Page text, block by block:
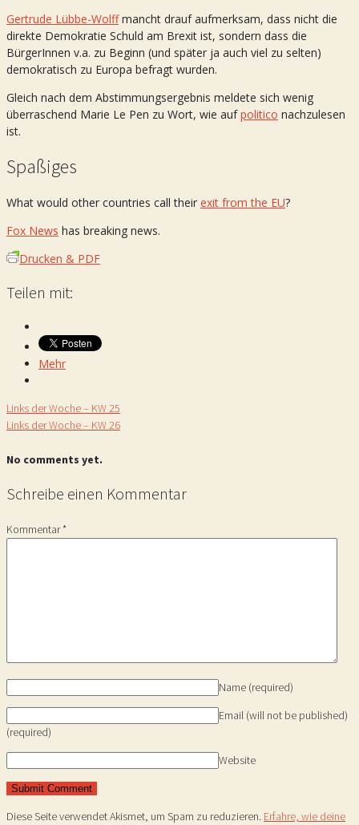
Gertrude Lübbe-Wolffmancht drauf aufmerksam, dass nicht die
direkte Demokratie Schuld am Brexit ist, sondern dass die
BürgerInnen v.a. zu Beginn (und später ja auch viel zu selten)
demokratisch zu Europa befragt wurden.
Gleich nach dem Abstimmungsergebnis meldete sich wenig
überraschend Marie Le Pen zu Wort, wie aufpolitico nachzulesen
ist.
Spaßiges
What would other countries call their exit from the EU?
Fox News has breaking news.
Drucken & PDF
Teilen mit:
Mehr
Links der Woche – KW 25
Links der Woche – KW 26
No comments yet.
Schreibe einen Kommentar
Kommentar*
Name (required)
Email (will not be published)
(required)
Website
Diese Seite verwendet Akismet, um Spam zu reduzieren. Erfahre, wie deine